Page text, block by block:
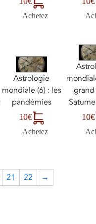
Achetez
Astrologie
mondiale (6) : les
pandémies
10€
Achetez
10€
21 22 →